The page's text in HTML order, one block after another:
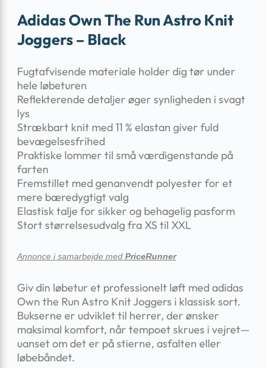
Adidas Own The Run Astro Knit
Joggers – Black
Fugtafvisende materiale holder dig tør under
hele løbeturen
Reflekterende detaljer øger synligheden i svagt
lys
Strækbart knit med 11 % elastan giver fuld
bevægelsesfrihed
Praktiske lommer til små værdigenstande på
farten
Fremstillet med genanvendt polyester for et
mere bæredygtigt valg
Elastisk talje for sikker og behagelig pasform
Stort størrelsesudvalg fra XS til XXL
Annonce i samarbejde med PriceRunner
Giv din løbetur et professionelt løft med adidas
Own the Run Astro Knit Joggers i klassisk sort.
Bukserne er udviklet til herrer, der ønsker
maksimal komfort, når tempoet skrues i vejret—
uanset om det er på stierne, asfalten eller
løbebåndet.